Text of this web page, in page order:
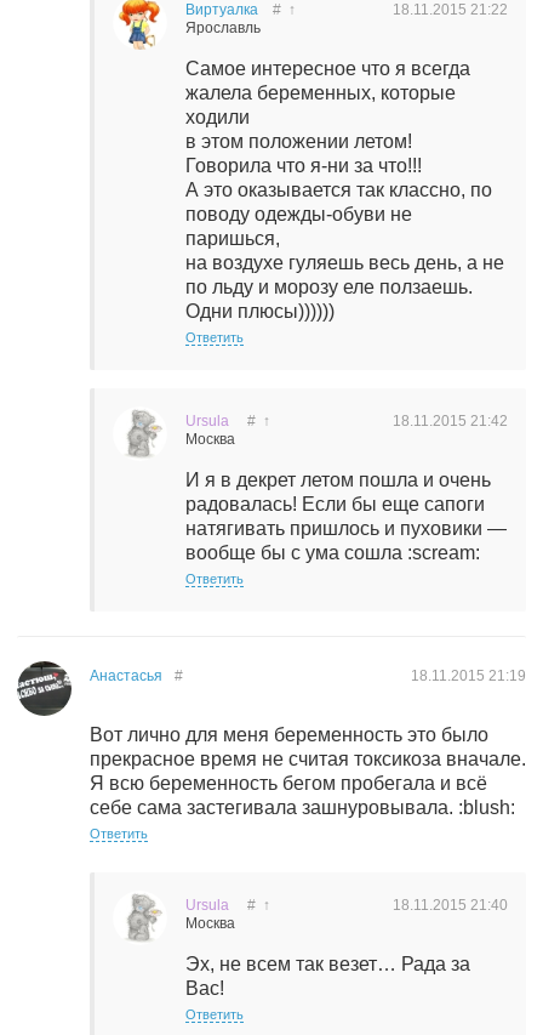
Виртуалка
Ярославль
18.11.2015 21:22
# ↑
Самое интересное что я всегда
жалела беременных, которые
ходили
в этом положении летом!
Говорила что я-ни за что!!!
А это оказывается так классно, по
поводу одежды-обуви не
паришься,
на воздухе гуляешь весь день, а не
по льду и морозу еле ползаешь.
Одни плюсы))))))
Ответить
Ursula
Москва
18.11.2015 21:42
# ↑
И я в декрет летом пошла и очень
радовалась! Если бы еще сапоги
натягивать пришлось и пуховики —
вообще бы с ума сошла :scream:
Ответить
Анастасья 18.11.2015 21:19
#
Вот лично для меня беременность это было
прекрасное время не считая токсикоза вначале.
Я всю беременность бегом пробегала и всё
себе сама застегивала зашнуровывала. :blush:
Ответить
Ursula
Москва
18.11.2015 21:40
# ↑
Эх, не всем так везет… Рада за
Вас!
Ответить